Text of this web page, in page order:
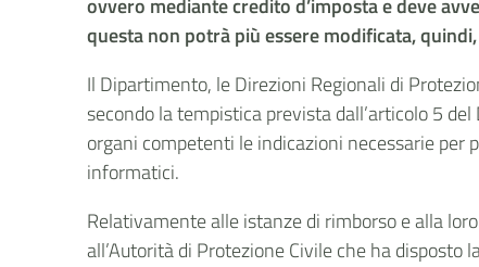
ovvero mediante credito d’imposta e deve
questa non potrà più essere modificata,
Il Dipartimento, le Direzioni Regionali di
secondo la tempistica prevista dall’articolo 5
organi competenti le indicazioni necessarie per
informatici.
Relativamente alle istanze di rimborso e alla
all’Autorità di Protezione Civile che ha disposto